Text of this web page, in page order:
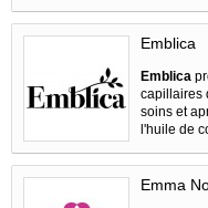
Emblica
Emblica
capillaires
soins et
l'huile de
Emma